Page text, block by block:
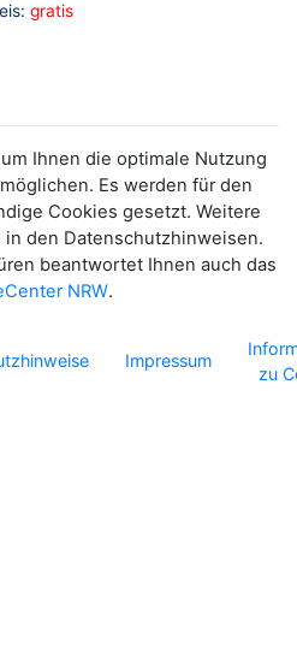
gratis
Ihnen die optimale Nutzung
Es werden für den
Cookies gesetzt. Weitere
den Datenschutzhinweisen.
beantwortet Ihnen auch das
NRW.
Impressum
zu